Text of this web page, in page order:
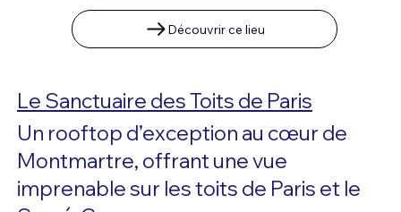
Découvrir ce lieu
Le Sanctuaire des Toits de Paris
Un rooftop d’exception au cœur de
Montmartre, offrant une vue
imprenable sur les toits de Paris et le